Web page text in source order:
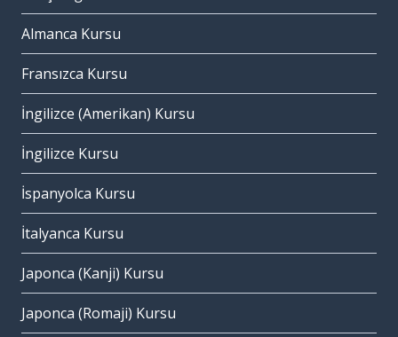
Almanca Kursu
Fransızca Kursu
İngilizce (Amerikan) Kursu
İngilizce Kursu
İspanyolca Kursu
İtalyanca Kursu
Japonca (Kanji) Kursu
Japonca (Romaji) Kursu